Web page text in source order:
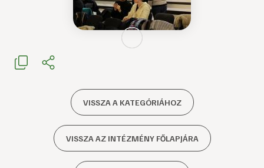
VISSZA A KATEGÓRIÁHOZ
VISSZA AZ INTÉZMÉNY FŐLAPJÁRA